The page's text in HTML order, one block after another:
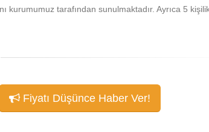
tarafından sunulmaktadır. Ayrıca 5
Fiyatı Düşünce Haber Ver!